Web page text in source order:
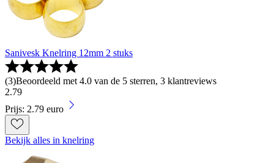
Sanivesk Knelring 12mm 2 stuks
(3)Beoordeeld met 4.0 van de 5 sterren, 3 klantreviews
2.79
Prijs: 2.79 euro
Bekijk alles in knelring